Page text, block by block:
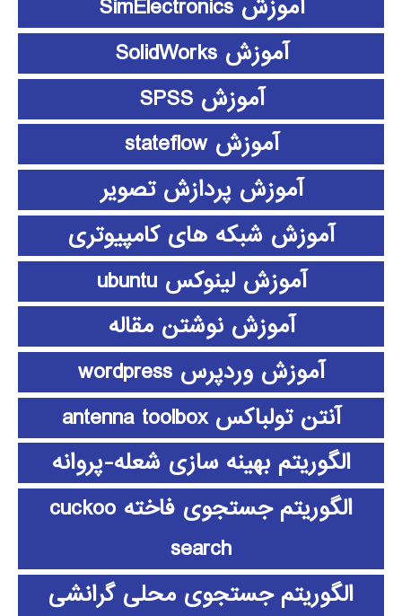
آموزش SimElectronics
آموزش SolidWorks
آموزش SPSS
آموزش stateflow
آموزش پردازش تصویر
آموزش شبکه های کامپیوتری
آموزش لینوکس ubuntu
آموزش نوشتن مقاله
آموزش وردپرس wordpress
آنتن تولباکس antenna toolbox
الگوریتم بهینه سازی شعله-پروانه
الگوریتم جستجوی فاخته cuckoo
search
الگوریتم جستجوی محلی گرانشی